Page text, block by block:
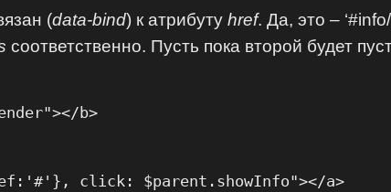
(data-bind) к атрибутуhref. Да, это –
соответственно. Пусть пока второй будет
b>
click: $parent.showInfo"></a>